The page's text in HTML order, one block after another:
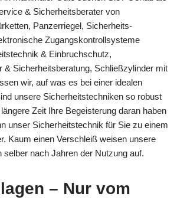
& Sicherheitsberater von
Panzerriegel, Sicherheits-
Zugangskontrollsysteme
& Einbruchschutz,
& Sicherheitsberatung, Schließzylinder mit
wir, auf was es bei einer idealen
unsere Sicherheitstechniken so robust
Zeit Ihre Begeisterung daran haben
unser Sicherheitstechnik für Sie zu einem
Kaum einen Verschleiß weisen unsere
selber nach Jahren der Nutzung auf.
– Nur vom